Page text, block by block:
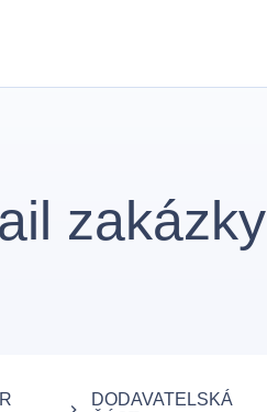
zakázky
DODAVATELSKÁ